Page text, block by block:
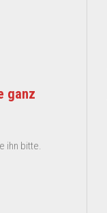
ganz
ihn bitte.